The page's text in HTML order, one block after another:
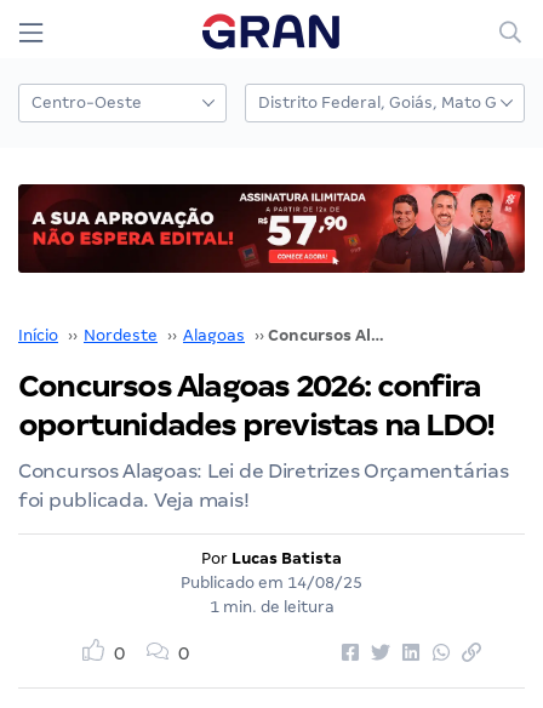
Início ›› Nordeste ›› Alagoas ›› Concursos Alagoas 2026: confira oportunidades previstas na LDO!
Concursos Alagoas 2026: confira
oportunidades previstas na LDO!
Concursos Alagoas: Lei de Diretrizes Orçamentárias
foi publicada. Veja mais!
Por Lucas Batista
Publicado em 14/08/25
1 min. de leitura
0 0